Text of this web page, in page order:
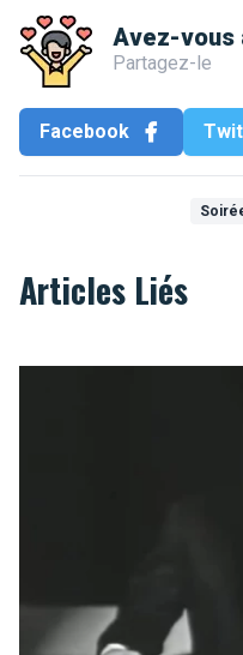
Avez-vous
Partagez-le
Facebook
Articles Liés